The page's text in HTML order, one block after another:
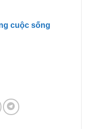
cuộc sống